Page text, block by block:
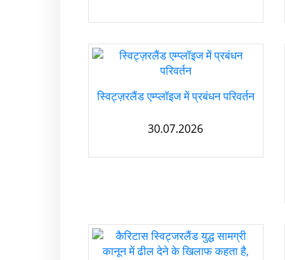
स्विट्ज़रलैंड एम्प्लॉइज में प्रबंधन परिवर्तन
30.07.2026